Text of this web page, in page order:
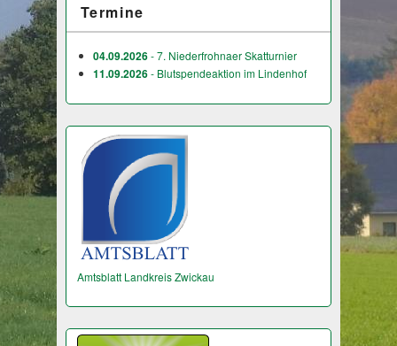
Termine
04.09.2026- 7. Niederfrohnaer Skatturnier
11.09.2026- Blutspendeaktion im Lindenhof
Amtsblatt Landkreis Zwickau